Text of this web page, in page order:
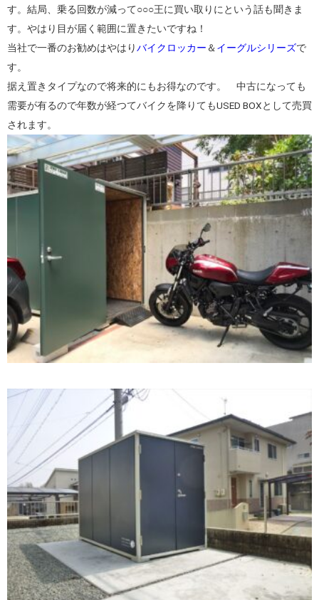
す。結局、乗る回数が減って○○○王に買い取りにという話も聞きま
す。やはり目が届く範囲に置きたいですね！
当社で一番のお勧めはやはりバイクロッカー ＆ イーグルシリーズで
す。
据え置きタイプなので将来的にもお得なのです。 中古になっても
需要が有るので年数が経つてバイクを降りてもUSED BOXとして売買
されます。